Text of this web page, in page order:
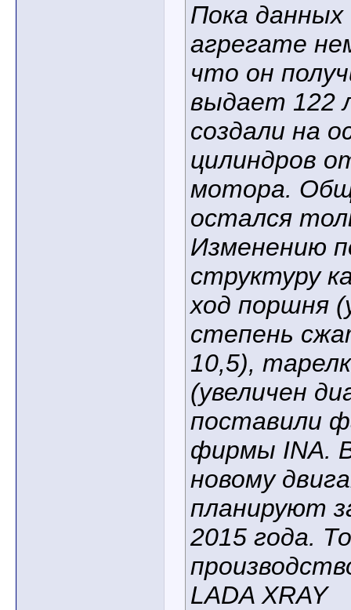
Пока данных
агрегате
что он
выдает 122
создали на
цилиндров
мотора.
остался
Изменению
структуру
ход поршня
степень
10,5),
(увеличен
поставили
фирмы INA.
новому
планируют
2015 года.
LADA XRAY